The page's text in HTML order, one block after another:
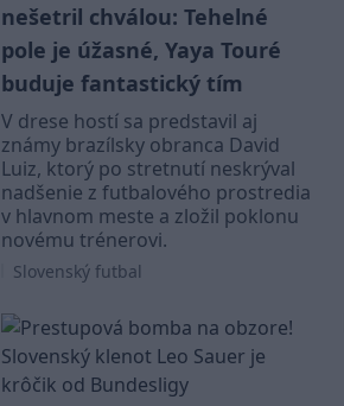
nešetril chválou: Tehelné
pole je úžasné, Yaya Touré
buduje fantastický tím
V drese hostí sa predstavil aj
známy brazílsky obranca David
Luiz, ktorý po stretnutí neskrýval
nadšenie z futbalového prostredia
v hlavnom meste a zložil poklonu
novému trénerovi.
Slovenský futbal